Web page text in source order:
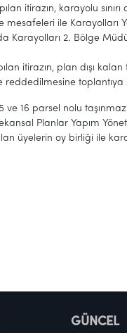
itirazın, karayolu
ile Karayolları
Karayolları 2. Bölge
itirazın, plan dışı
reddedilmesine
ve 16 parsel nolu
Planlar Yapım
üyelerin oy birliği ile
GÜNCEL